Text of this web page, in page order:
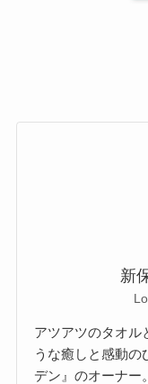
新
アツアツのタオル
うな癒しと感動の
デン』のオーナー。